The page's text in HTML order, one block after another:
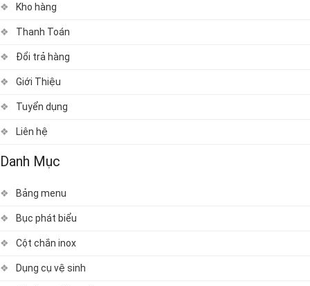
Kho hàng
Thanh Toán
Đổi trả hàng
Giới Thiệu
Tuyển dụng
Liên hệ
Danh Mục
Bảng menu
Bục phát biểu
Cột chắn inox
Dụng cụ vệ sinh